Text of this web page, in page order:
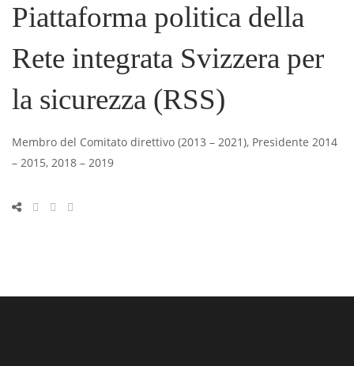
Piattaforma politica della
Rete integrata Svizzera per
la sicurezza (RSS)
Membro del Comitato direttivo (2013 – 2021), Presidente 2014
– 2015, 2018 – 2019